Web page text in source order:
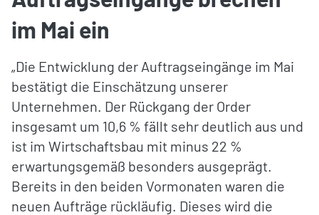
im Mai ein
„Die Entwicklung der Auftragseingänge im Mai
bestätigt die Einschätzung unserer
Unternehmen. Der Rückgang der Order
insgesamt um 10,6 % fällt sehr deutlich aus und
ist im Wirtschaftsbau mit minus 22 %
erwartungsgemäß besonders ausgeprägt.
Bereits in den beiden Vormonaten waren die
neuen Aufträge rückläufig. Dieses wird die